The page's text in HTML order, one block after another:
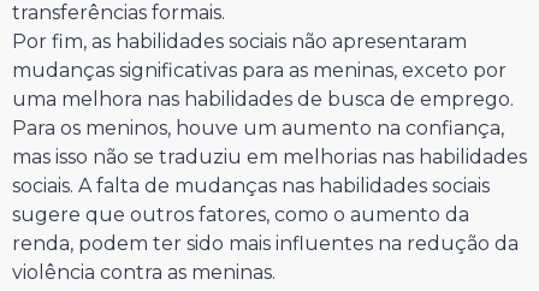
transferências formais.
Por fim, as habilidades sociais não apresentaram
mudanças significativas para as meninas, exceto por
uma melhora nas habilidades de busca de emprego.
Para os meninos, houve um aumento na confiança,
mas isso não se traduziu em melhorias nas habilidades
sociais. A falta de mudanças nas habilidades sociais
sugere que outros fatores, como o aumento da
renda, podem ter sido mais influentes na redução da
violência contra as meninas.